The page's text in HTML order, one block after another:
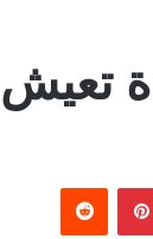
تعيش
بينتيريست